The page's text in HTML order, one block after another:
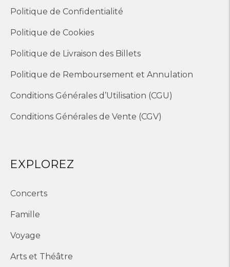
Politique de Confidentialité
Politique de Cookies
Politique de Livraison des Billets
Politique de Remboursement et Annulation
Conditions Générales d’Utilisation (CGU)
Conditions Générales de Vente (CGV)
EXPLOREZ
Concerts
Famille
Voyage
Arts et Théâtre